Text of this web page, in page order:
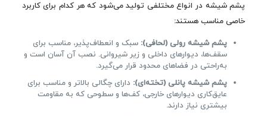
پشم شیشه در انواع مختلفی تولید می‌شود که هر کدام برای کاربرد
خاصی مناسب هستند:
پشم شیشه رولی (لحافی): سبک و انعطاف‌پذیر، مناسب برای
سقف‌ها، دیوارهای داخلی و زیر شیروانی. نصب آن آسان است و
به‌راحتی در فضاهای محدود قرار می‌گیرد.
پشم شیشه پانلی (تخته‌ای): دارای چگالی بالاتر و مناسب برای
عایق‌کاری دیوارهای خارجی، کف‌ها و سطوحی که به مقاومت
بیشتری نیاز دارند.